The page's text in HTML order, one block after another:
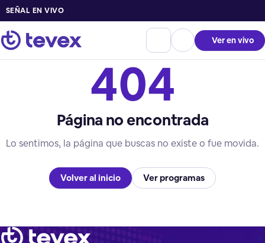
SEÑAL EN VIVO
Ver en vivo
404
Página no encontrada
Lo sentimos, la página que buscas no existe o fue movida.
Volver al inicio Ver programas